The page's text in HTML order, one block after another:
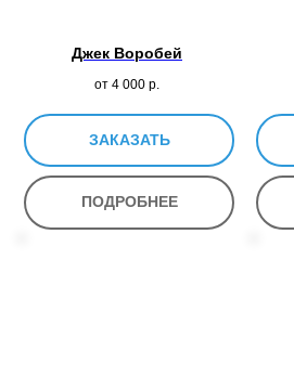
Джек Воробей
от 4 000 р.
ЗАКАЗАТЬ
ПОДРОБНЕЕ